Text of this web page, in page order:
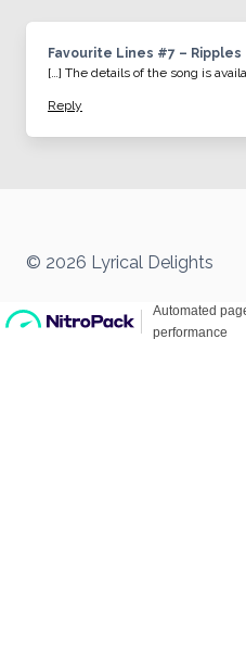
Favourite Lines #7 – Ripples
[…] The details of the song is
Reply
© 2026 Lyrical Delights